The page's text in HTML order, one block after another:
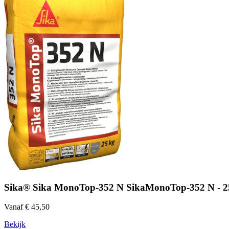
Sika® Sika MonoTop-352 N SikaMonoTop-352 N -
Vanaf € 45,50
Bekijk